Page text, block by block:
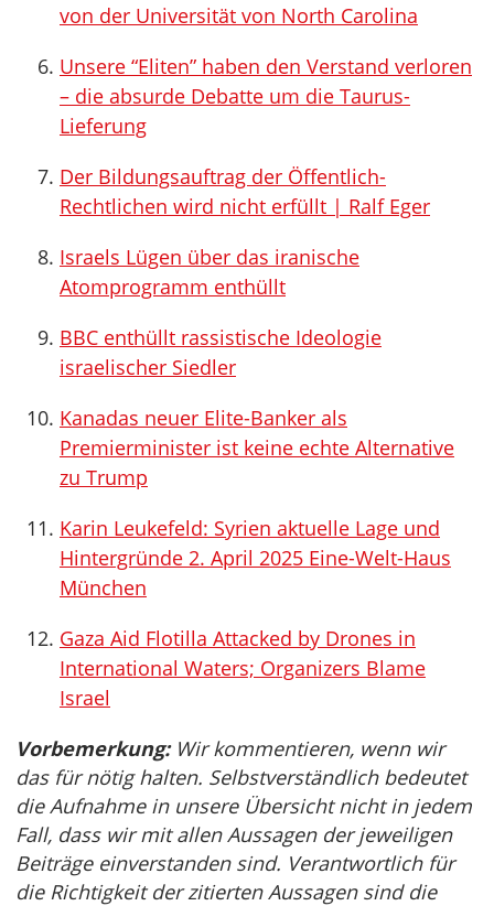
von der Universität von North Carolina
Unsere “Eliten” haben den Verstand verloren
– die absurde Debatte um die Taurus-
Lieferung
Der Bildungsauftrag der Öffentlich-
Rechtlichen wird nicht erfüllt | Ralf Eger
Israels Lügen über das iranische
Atomprogramm enthüllt
BBC enthüllt rassistische Ideologie
israelischer Siedler
Kanadas neuer Elite-Banker als
Premierminister ist keine echte Alternative
zu Trump
Karin Leukefeld: Syrien aktuelle Lage und
Hintergründe 2. April 2025 Eine-Welt-Haus
München
Gaza Aid Flotilla Attacked by Drones in
International Waters; Organizers Blame
Israel
Vorbemerkung:Wir kommentieren, wenn wir
das für nötig halten. Selbstverständlich bedeutet
die Aufnahme in unsere Übersicht nicht in jedem
Fall, dass wir mit allen Aussagen der jeweiligen
Beiträge einverstanden sind. Verantwortlich für
die Richtigkeit der zitierten Aussagen sind die